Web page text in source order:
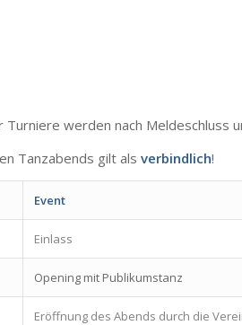
werden nach Meldeschluss
Tanzabends gilt als verbindlich!
Event
Einlass
Opening mit Publikumstanz
Eröffnung des Abends durch die